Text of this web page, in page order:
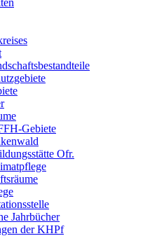
Gebiete
Ofr.
Jahrbücher
der KHPf